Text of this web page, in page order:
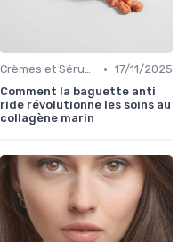
Crèmes et Sérums • 17/11/2025
Comment la baguette anti
ride révolutionne les soins au
collagène marin